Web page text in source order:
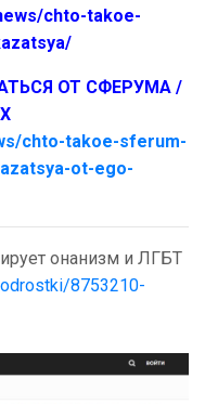
chto-takoe-
ОТ СФЕРУМА /
chto-takoe-sferum-
ot-ego-
онанизм и ЛГБТ
8753210-